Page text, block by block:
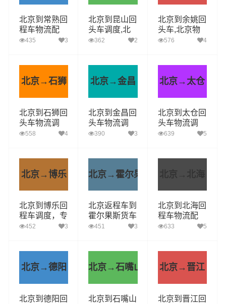
北京到常熟回
程车物流配
货,专车运
435 3
北京到昆山回
头车调度,北
京物流公司,
362 2
北京到余姚回
头车,北京物
流公司,余姚
576 4
北京→石狮
北京到石狮回
头车物流调
度,北京到石
558 4
北京→金昌
北京到金昌回
头车物流调
度,北京到金
390 3
北京→太仓
北京到太仓回
头车物流调
度,北京到太
639 5
北京→博乐
北京到博乐回
程车调度，专
车直送多少
452 3
北京→霍尔果斯
北京返程车到
霍尔果斯货车
拉货,北京到
451 3
北京→北海
北京到北海回
程车物流配
货,专车运
633 5
北京→德阳
北京到德阳回
北京→石嘴山
北京到石嘴山
北京→晋江
北京到晋江回